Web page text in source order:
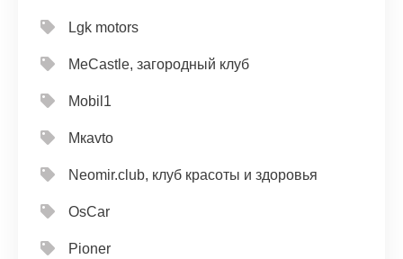
Lgk motors
MeCastle, загородный клуб
Mobil1
Mкavto
Neomir.club, клуб красоты и здоровья
OsCar
Pioner